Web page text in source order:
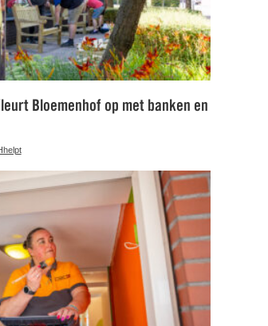
Bloemenhof op met banken en